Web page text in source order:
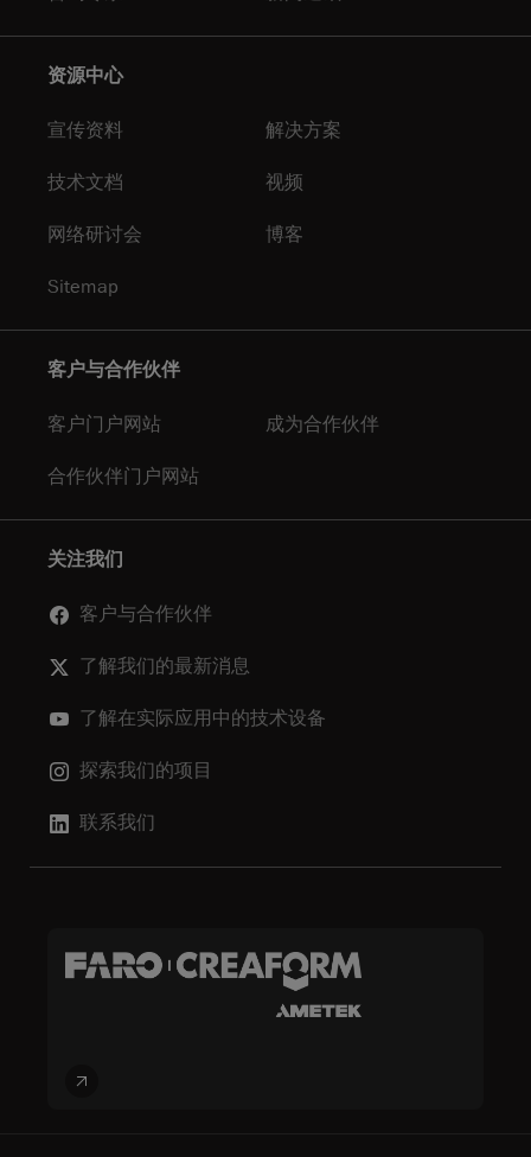
资源中心
宣传资料 解决方案
技术文档 视频
网络研讨会 博客
Sitemap
客户与合作伙伴
客户门户网站 成为合作伙伴
合作伙伴门户网站
关注我们
客户与合作伙伴
了解我们的最新消息
了解在实际应用中的技术设备
探索我们的项目
联系我们